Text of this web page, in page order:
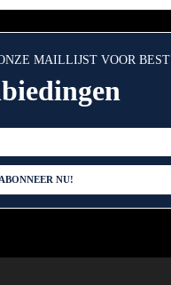
reizen
MAILLIJST VOOR BEST